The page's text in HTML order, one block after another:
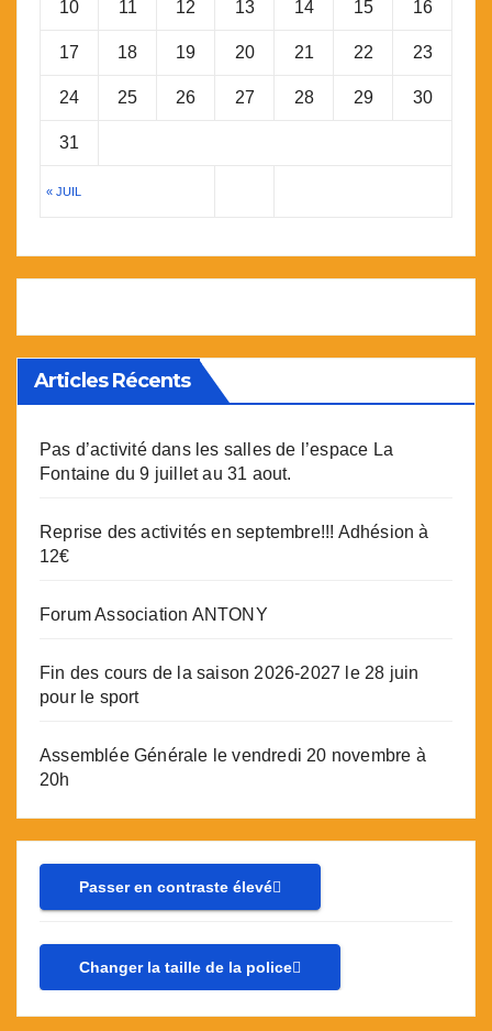
« JUIL
10 11 12 13 14 15 16
17 18 19 20 21 22 23
24 25 26 27 28 29 30
31
Articles Récents
Pas d’activité dans les salles de l’espace La
Fontaine du 9 juillet au 31 aout.
Reprise des activités en septembre!!! Adhésion à
12€
Forum Association ANTONY
Fin des cours de la saison 2026-2027 le 28 juin
pour le sport
Assemblée Générale le vendredi 20 novembre à
20h
Passer en contraste élevé
Changer la taille de la police